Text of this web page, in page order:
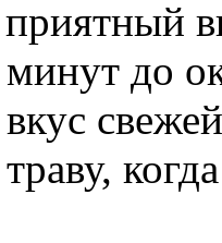
приятный
минут до